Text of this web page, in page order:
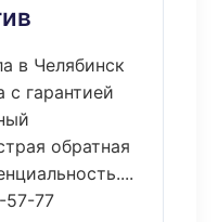
в Челябинск
с гарантией
обратная
57-77